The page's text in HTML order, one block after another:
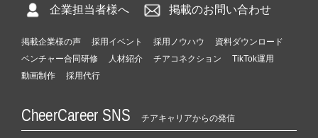
企業担当者様へ 掲載のお問い合わせ
掲載企業様の声 採用イベント 採用ノウハウ
資料ダウンロード
ベンチャー合同研修
人材紹介 チアコネクション
TikTok運用
動画制作
採用代行
CheerCareer SNS チアキャリアからの発信